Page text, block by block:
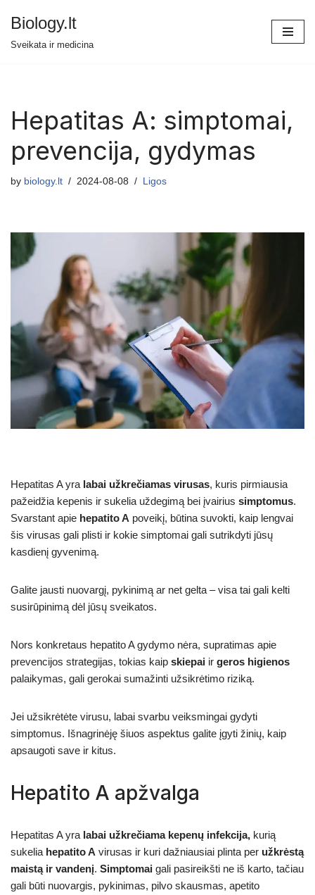
Biology.lt
Sveikata ir medicina
Hepatitas A: simptomai,
prevencija, gydymas
by biology.lt 2024-08-08 Ligos
Hepatitas A yra labai užkrečiamas virusas, kuris pirmiausia
pažeidžia kepenis ir sukelia uždegimą bei įvairius simptomus.
Svarstant apie hepatito A poveikį, būtina suvokti, kaip lengvai
šis virusas gali plisti ir kokie simptomai gali sutrikdyti jūsų
kasdienį gyvenimą.
Galite jausti nuovargį, pykinimą ar net gelta – visa tai gali kelti
susirūpinimą dėl jūsų sveikatos.
Nors konkretaus hepatito A gydymo nėra, supratimas apie
prevencijos strategijas, tokias kaip skiepai ir geros higienos
palaikymas, gali gerokai sumažinti užsikrėtimo riziką.
Jei užsikrėtėte virusu, labai svarbu veiksmingai gydyti
simptomus. Išnagrinėję šiuos aspektus galite įgyti žinių, kaip
apsaugoti save ir kitus.
Hepatito A apžvalga
Hepatitas A yra labai užkrečiama kepenų infekcija, kurią
sukelia hepatito A virusas ir kuri dažniausiai plinta per užkrėstą
maistą ir vandenį. Simptomai gali pasireikšti ne iš karto, tačiau
gali būti nuovargis, pykinimas, pilvo skausmas, apetito